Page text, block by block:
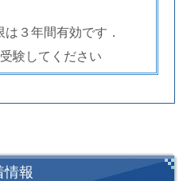
３年間有効です．
験してください
情報